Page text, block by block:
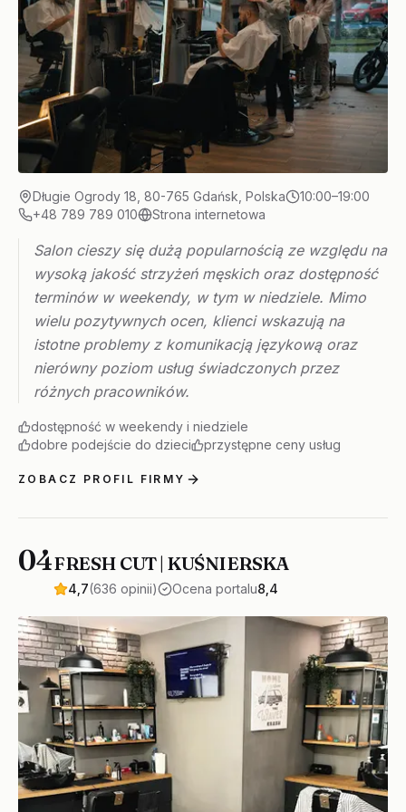
Długie Ogrody 18, 80-765 Gdańsk, Polska
10:00–19:00
+48 789 789 010
Strona internetowa
Salon cieszy się dużą popularnością ze względu na
wysoką jakość strzyżeń męskich oraz dostępność
terminów w weekendy, w tym w niedziele. Mimo
wielu pozytywnych ocen, klienci wskazują na
istotne problemy z komunikacją językową oraz
nierówny poziom usług świadczonych przez
różnych pracowników.
dostępność w weekendy i niedziele
dobre podejście do dzieci
przystępne ceny usług
ZOBACZ PROFIL FIRMY
04FRESH CUT | KUŚNIERSKA
4,7(636 opinii) Ocena portalu8,4